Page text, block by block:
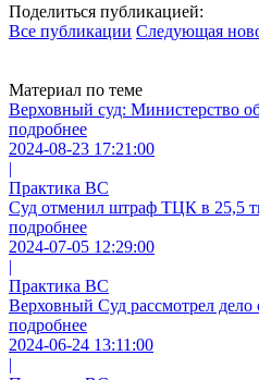
Поделиться публикацией:
Все публикации Следующая
Материал по теме
Верховный суд: Министерство
подробнее
2024-08-23 17:21:00
|
Практика ВС
Суд отменил штраф ТЦК в 25,5
подробнее
2024-07-05 12:29:00
|
Практика ВС
Верховный Суд рассмотрел
подробнее
2024-06-24 13:11:00
|